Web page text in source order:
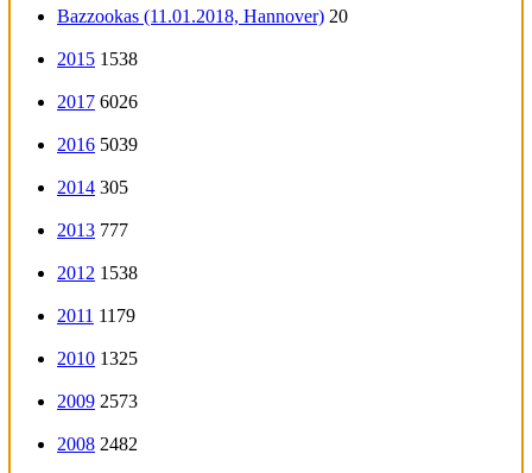
Bazzookas (11.01.2018, Hannover) 20
2015 1538
2017 6026
2016 5039
2014 305
2013 777
2012 1538
2011 1179
2010 1325
2009 2573
2008 2482